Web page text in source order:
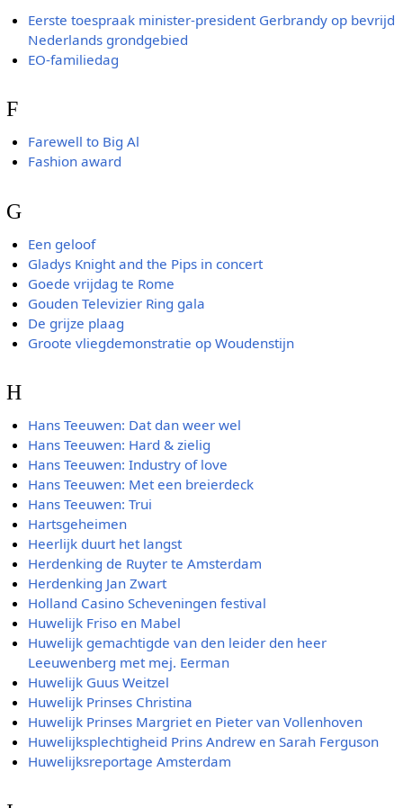
Eerste toespraak minister-president Gerbrandy op bevrijd
Nederlands grondgebied
EO-familiedag
F
Farewell to Big Al
Fashion award
G
Een geloof
Gladys Knight and the Pips in concert
Goede vrijdag te Rome
Gouden Televizier Ring gala
De grijze plaag
Groote vliegdemonstratie op Woudenstijn
H
Hans Teeuwen: Dat dan weer wel
Hans Teeuwen: Hard & zielig
Hans Teeuwen: Industry of love
Hans Teeuwen: Met een breierdeck
Hans Teeuwen: Trui
Hartsgeheimen
Heerlijk duurt het langst
Herdenking de Ruyter te Amsterdam
Herdenking Jan Zwart
Holland Casino Scheveningen festival
Huwelijk Friso en Mabel
Huwelijk gemachtigde van den leider den heer
Leeuwenberg met mej. Eerman
Huwelijk Guus Weitzel
Huwelijk Prinses Christina
Huwelijk Prinses Margriet en Pieter van Vollenhoven
Huwelijksplechtigheid Prins Andrew en Sarah Ferguson
Huwelijksreportage Amsterdam